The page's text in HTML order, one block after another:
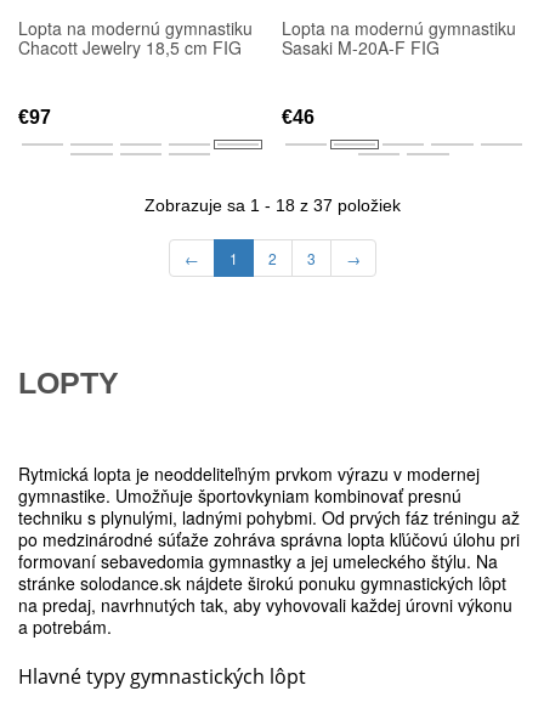
Lopta na modernú gymnastiku
Chacott Jewelry 18,5 cm FIG
€97
Lopta na modernú gymnastiku
Sasaki M-20A-F FIG
€46
Zobrazuje sa 1 - 18 z 37 položiek
← 1 2 3 →
LOPTY
Rytmická lopta je neoddeliteľným prvkom výrazu v modernej
gymnastike. Umožňuje športovkyniam kombinovať presnú
techniku s plynulými, ladnými pohybmi. Od prvých fáz tréningu až
po medzinárodné súťaže zohráva správna lopta kľúčovú úlohu pri
formovaní sebavedomia gymnastky a jej umeleckého štýlu. Na
stránke solodance.sk nájdete širokú ponuku gymnastických lôpt
na predaj, navrhnutých tak, aby vyhovovali každej úrovni výkonu
a potrebám.
Hlavné typy gymnastických lôpt